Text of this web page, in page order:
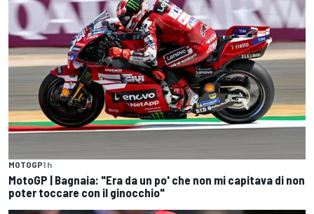
MOTOGP1 h
MotoGP | Bagnaia: "Era da un po' che non mi capitava di non
poter toccare con il ginocchio"